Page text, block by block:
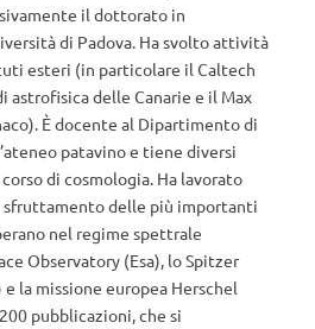
il dottorato in
di Padova. Ha svolto attività
esteri (in particolare il Caltech
astrofisica delle Canarie e il Max
È docente al Dipartimento di
patavino e tiene diversi
di cosmologia. Ha lavorato
sfruttamento delle più importanti
nel regime spettrale
Observatory (Esa), lo Spitzer
e la missione europea Herschel
pubblicazioni, che si